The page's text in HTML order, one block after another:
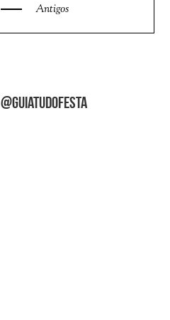
Antigos
@guiatudofesta